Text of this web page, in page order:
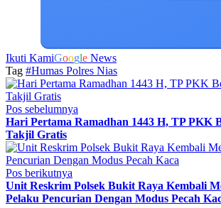
Ikuti KamiGoogle News
Tag #Humas Polres Nias
Pos sebelumnya
Hari Pertama Ramadhan 1443 H, TP PKK
Takjil Gratis
Pos berikutnya
Unit Reskrim Polsek Bukit Raya Kembali
Pelaku Pencurian Dengan Modus Pecah